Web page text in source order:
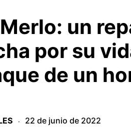
un
por su
de un
· 22 de junio de 2022